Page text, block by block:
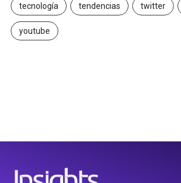
tecnología tendencias twitter
youtube